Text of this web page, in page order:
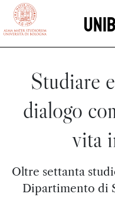
vai al contenuto della
Studiare
dialogo
vita
Oltre settanta
Dipartimento di